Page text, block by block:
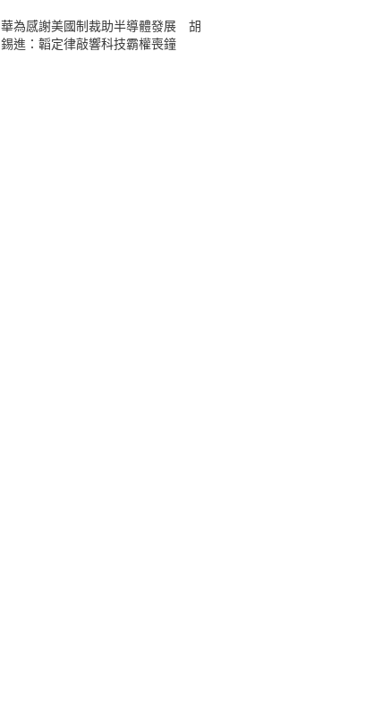
華為感謝美國制裁助半導體發展 胡
錫進：韜定律敲響科技霸權喪鐘